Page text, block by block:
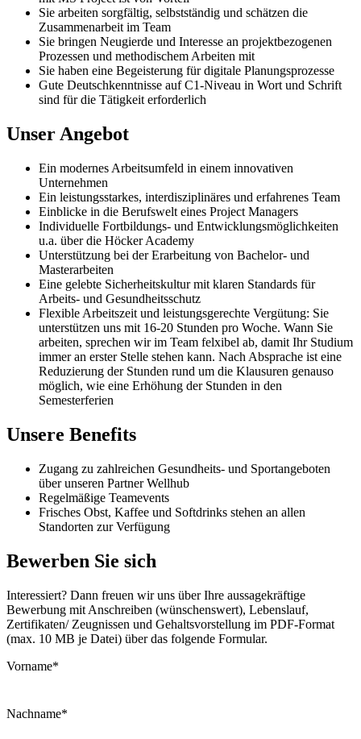
Sie arbeiten sorgfältig, selbstständig und schätzen die
Zusammenarbeit im Team
Sie bringen Neugierde und Interesse an projektbezogenen
Prozessen und methodischem Arbeiten mit
Sie haben eine Begeisterung für digitale Planungsprozesse
Gute Deutschkenntnisse auf C1-Niveau in Wort und Schrift
sind für die Tätigkeit erforderlich
Unser Angebot
Ein modernes Arbeitsumfeld in einem innovativen
Unternehmen
Ein leistungsstarkes, interdisziplinäres und erfahrenes Team
Einblicke in die Berufswelt eines Project Managers
Individuelle Fortbildungs- und Entwicklungsmöglichkeiten
u.a. über die Höcker Academy
Unterstützung bei der Erarbeitung von Bachelor- und
Masterarbeiten
Eine gelebte Sicherheitskultur mit klaren Standards für
Arbeits- und Gesundheitsschutz
Flexible Arbeitszeit und leistungsgerechte Vergütung: Sie
unterstützen uns mit 16-20 Stunden pro Woche. Wann Sie
arbeiten, sprechen wir im Team felxibel ab, damit Ihr Studium
immer an erster Stelle stehen kann. Nach Absprache ist eine
Reduzierung der Stunden rund um die Klausuren genauso
möglich, wie eine Erhöhung der Stunden in den
Semesterferien
Unsere Benefits
Zugang zu zahlreichen Gesundheits- und Sportangeboten
über unseren Partner Wellhub
Regelmäßige Teamevents
Frisches Obst, Kaffee und Softdrinks stehen an allen
Standorten zur Verfügung
Bewerben Sie sich
Interessiert? Dann freuen wir uns über Ihre aussagekräftige
Bewerbung mit Anschreiben (wünschenswert), Lebenslauf,
Zertifikaten/ Zeugnissen und Gehaltsvorstellung im PDF-Format
(max. 10 MB je Datei) über das folgende Formular.
Vorname*
Nachname*